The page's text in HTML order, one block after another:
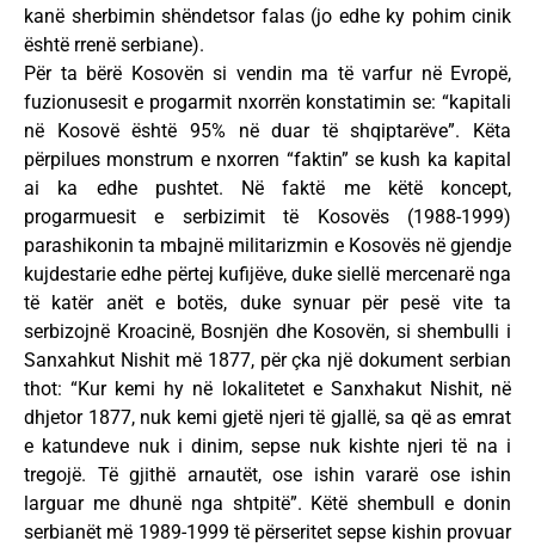
kanë sherbimin shëndetsor falas (jo edhe ky pohim cinik
është rrenë serbiane).
Për ta bërë Kosovën si vendin ma të varfur në Evropë,
fuzionusesit e progarmit nxorrën konstatimin se: “kapitali
në Kosovë është 95% në duar të shqiptarëve”. Këta
përpilues monstrum e nxorren “faktin” se kush ka kapital
ai ka edhe pushtet. Në faktë me këtë koncept,
progarmuesit e serbizimit të Kosovës (1988-1999)
parashikonin ta mbajnë militarizmin e Kosovës në gjendje
kujdestarie edhe përtej kufijëve, duke siellë mercenarë nga
të katër anët e botës, duke synuar për pesë vite ta
serbizojnë Kroacinë, Bosnjën dhe Kosovën, si shembulli i
Sanxahkut Nishit më 1877, për çka një dokument serbian
thot: “Kur kemi hy në lokalitetet e Sanxhakut Nishit, në
dhjetor 1877, nuk kemi gjetë njeri të gjallë, sa që as emrat
e katundeve nuk i dinim, sepse nuk kishte njeri të na i
tregojë. Të gjithë arnautët, ose ishin vararë ose ishin
larguar me dhunë nga shtpitë”. Këtë shembull e donin
serbianët më 1989-1999 të përseritet sepse kishin provuar